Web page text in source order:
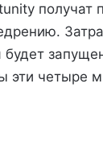
эти четыре